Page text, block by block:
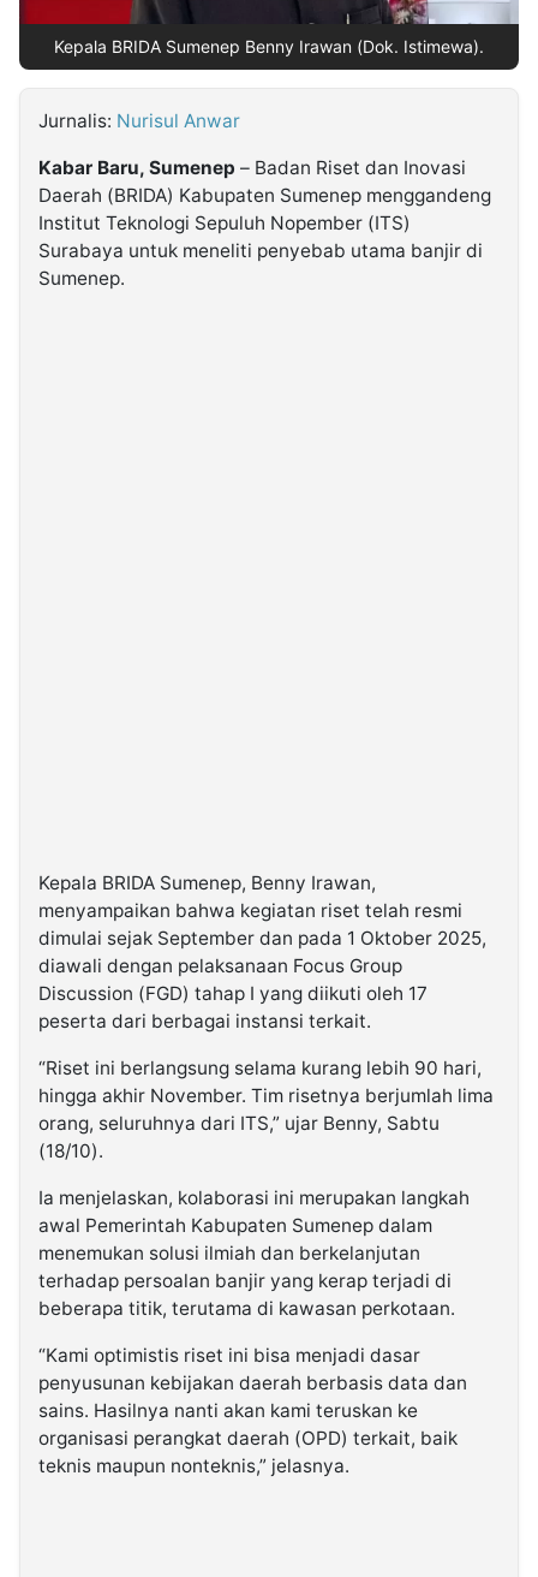
Kabarbaru.co
Kepala BRIDA Sumenep Benny Irawan (Dok. Istimewa).
Jurnalis: Nurisul Anwar
Kabar Baru, Sumenep – Badan Riset dan Inovasi
Daerah (BRIDA) Kabupaten Sumenep menggandeng
Institut Teknologi Sepuluh Nopember (ITS)
Surabaya untuk meneliti penyebab utama banjir di
Sumenep.
Kepala BRIDA Sumenep, Benny Irawan,
menyampaikan bahwa kegiatan riset telah resmi
dimulai sejak September dan pada 1 Oktober 2025,
diawali dengan pelaksanaan Focus Group
Discussion (FGD) tahap I yang diikuti oleh 17
peserta dari berbagai instansi terkait.
“Riset ini berlangsung selama kurang lebih 90 hari,
hingga akhir November. Tim risetnya berjumlah lima
orang, seluruhnya dari ITS,” ujar Benny, Sabtu
(18/10).
Ia menjelaskan, kolaborasi ini merupakan langkah
awal Pemerintah Kabupaten Sumenep dalam
menemukan solusi ilmiah dan berkelanjutan
terhadap persoalan banjir yang kerap terjadi di
beberapa titik, terutama di kawasan perkotaan.
“Kami optimistis riset ini bisa menjadi dasar
penyusunan kebijakan daerah berbasis data dan
sains. Hasilnya nanti akan kami teruskan ke
organisasi perangkat daerah (OPD) terkait, baik
teknis maupun nonteknis,” jelasnya.